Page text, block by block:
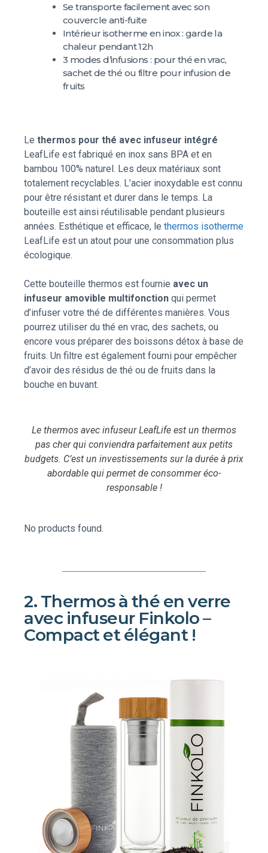
Se transporte facilement avec son
couvercle anti-fuite
Intérieur isotherme en inox : garde la
chaleur pendant 12h
3 modes d’infusions : pour thé en vrac,
sachet de thé ou filtre pour infusion de
fruits
Le thermos pour thé avec infuseur intégré
LeafLife est fabriqué en inox sans BPA et en
bambou 100% naturel. Les deux matériaux sont
totalement recyclables. L’acier inoxydable est connu
pour être résistant et durer dans le temps. La
bouteille est ainsi réutilisable pendant plusieurs
années. Esthétique et efficace, le thermos isotherme
LeafLife est un atout pour une consommation plus
écologique.
Cette bouteille thermos est fournie avec un
infuseur amovible multifonction qui permet
d’infuser votre thé de différentes manières. Vous
pourrez utiliser du thé en vrac, des sachets, ou
encore vous préparer des boissons détox à base de
fruits. Un filtre est également fourni pour empêcher
d’avoir des résidus de thé ou de fruits dans la
bouche en buvant.
Le thermos avec infuseur LeafLife est un thermos
pas cher qui conviendra parfaitement aux petits
budgets. C’est un investissements sur la durée à prix
abordable qui permet de consommer éco-
responsable !
No products found.
2. Thermos à thé en verre
avec infuseur Finkolo –
Compact et élégant !